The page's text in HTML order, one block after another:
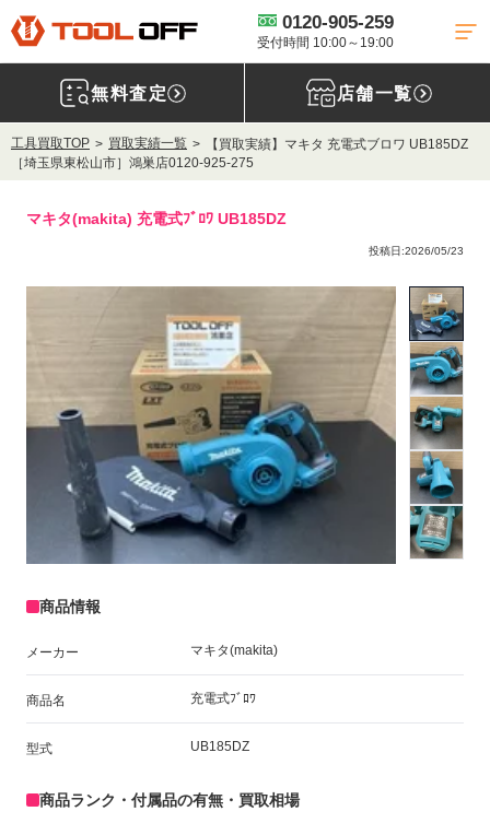
0120-905-259
受付時間 10:00～19:00
無料査定 店舗一覧
工具買取TOP 買取実績一覧
【買取実績】マキタ 充電式ブロワ UB185DZ
［埼玉県東松山市］鴻巣店0120-925-275
マキタ(makita) 充電式ﾌﾞﾛﾜ UB185DZ
投稿日:2026/05/23
商品情報
メーカー マキタ(makita)
商品名 充電式ﾌﾞﾛﾜ
型式 UB185DZ
商品ランク・付属品の有無・買取相場